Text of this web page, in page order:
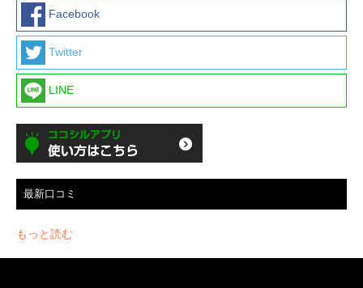
Facebook
Twitter
LINE
最新口コミ
もっと読む